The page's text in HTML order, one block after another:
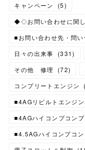
キャンペーン
(5)
◆◇お問い合わせに関
■お問い合わせ先・問
日々の出来事
(331)
その他 修理
(72)
コンプリートエンジン
(
■4AGリビルトエンジ
■4AGハイコンプコン
■4.5AGハイコンプコ